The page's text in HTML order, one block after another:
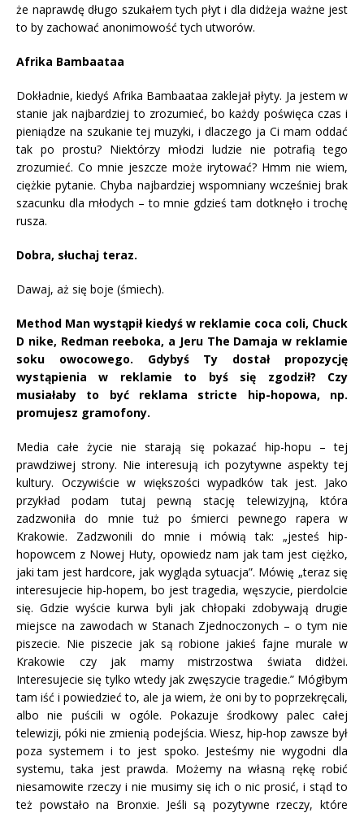
że naprawdę długo szukałem tych płyt i dla didżeja ważne jest
to by zachować anonimowość tych utworów.
Afrika Bambaataa
Dokładnie, kiedyś Afrika Bambaataa zaklejał płyty. Ja jestem w
stanie jak najbardziej to zrozumieć, bo każdy poświęca czas i
pieniądze na szukanie tej muzyki, i dlaczego ja Ci mam oddać
tak po prostu? Niektórzy młodzi ludzie nie potrafią tego
zrozumieć. Co mnie jeszcze może irytować? Hmm nie wiem,
ciężkie pytanie. Chyba najbardziej wspomniany wcześniej brak
szacunku dla młodych – to mnie gdzieś tam dotknęło i trochę
rusza.
Dobra, słuchaj teraz.
Dawaj, aż się boje (śmiech).
Method Man wystąpił kiedyś w reklamie coca coli, Chuck
D nike, Redman reeboka, a Jeru The Damaja w reklamie
soku owocowego. Gdybyś Ty dostał propozycję
wystąpienia w reklamie to byś się zgodził? Czy
musiałaby to być reklama stricte hip-hopowa, np.
promujesz gramofony.
Media całe życie nie starają się pokazać hip-hopu – tej
prawdziwej strony. Nie interesują ich pozytywne aspekty tej
kultury. Oczywiście w większości wypadków tak jest. Jako
przykład podam tutaj pewną stację telewizyjną, która
zadzwoniła do mnie tuż po śmierci pewnego rapera w
Krakowie. Zadzwonili do mnie i mówią tak: „jesteś hip-
hopowcem z Nowej Huty, opowiedz nam jak tam jest ciężko,
jaki tam jest hardcore, jak wygląda sytuacja”. Mówię „teraz się
interesujecie hip-hopem, bo jest tragedia, węszycie, pierdolcie
się. Gdzie wyście kurwa byli jak chłopaki zdobywają drugie
miejsce na zawodach w Stanach Zjednoczonych – o tym nie
piszecie. Nie piszecie jak są robione jakieś fajne murale w
Krakowie czy jak mamy mistrzostwa świata didżei.
Interesujecie się tylko wtedy jak zwęszycie tragedie.” Mógłbym
tam iść i powiedzieć to, ale ja wiem, że oni by to poprzekręcali,
albo nie puścili w ogóle. Pokazuje środkowy palec całej
telewizji, póki nie zmienią podejścia. Wiesz, hip-hop zawsze był
poza systemem i to jest spoko. Jesteśmy nie wygodni dla
systemu, taka jest prawda. Możemy na własną rękę robić
niesamowite rzeczy i nie musimy się ich o nic prosić, i stąd to
też powstało na Bronxie. Jeśli są pozytywne rzeczy, które